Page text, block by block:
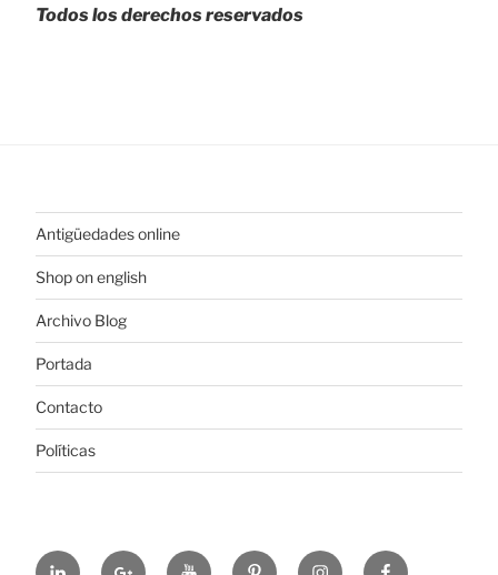
Todos los derechos reservados
Antigüedades online
Shop on english
Archivo Blog
Portada
Contacto
Políticas
https://www.linkedin.com/in/%C3%B3scar-
https://plus.google.com/u/0/
https://www.youtube.com/channel/
https://es.pinterest.com/
https:// https://